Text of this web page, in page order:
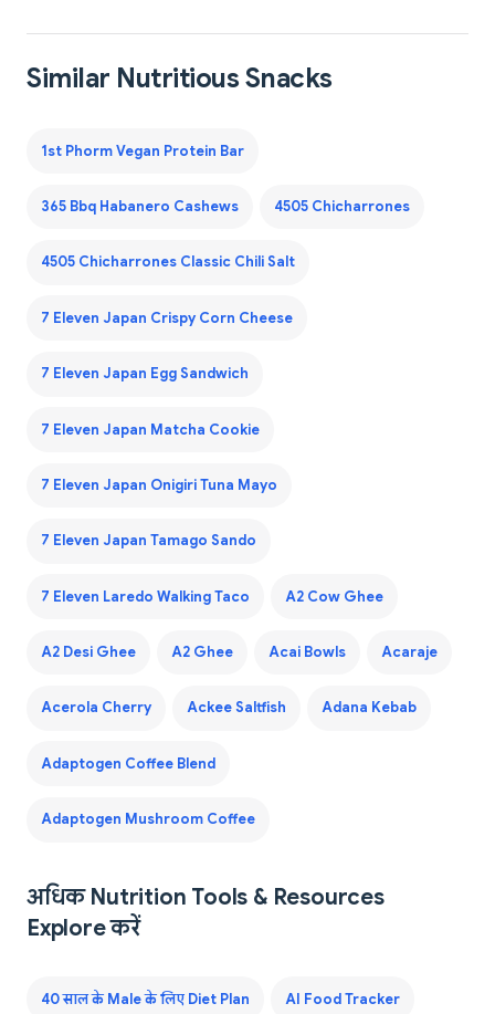
Similar Nutritious Snacks
1st Phorm Vegan Protein Bar
365 Bbq Habanero Cashews 4505 Chicharrones
4505 Chicharrones Classic Chili Salt
7 Eleven Japan Crispy Corn Cheese
7 Eleven Japan Egg Sandwich
7 Eleven Japan Matcha Cookie
7 Eleven Japan Onigiri Tuna Mayo
7 Eleven Japan Tamago Sando
7 Eleven Laredo Walking Taco A2 Cow Ghee
A2 Desi Ghee A2 Ghee Acai Bowls Acaraje
Acerola Cherry Ackee Saltfish Adana Kebab
Adaptogen Coffee Blend
Adaptogen Mushroom Coffee
अधिक Nutrition Tools & Resources
Explore करें
40 साल के Male के लिए Diet Plan AI Food Tracker